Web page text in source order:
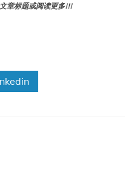
章标题或阅读更多!!!